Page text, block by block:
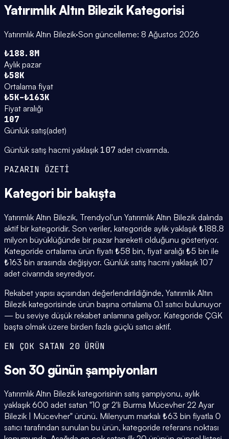
Yatırımlık Altın Bilezik Kategorisi
Yatırımlık Altın Bilezik·Son güncelleme: 8 Ağustos 2026
₺188.8M
Aylık pazar
₺58K
Ortalama fiyat
₺5K–₺163K
Fiyat aralığı
107
Günlük satış(adet)
Günlük satış hacmi yaklaşık 107adet civarında.
PAZARIN ÖZETİ
Kategori bir bakışta
Yatırımlık Altın Bilezik, Trendyol'un Yatırımlık Altın Bilezik dalında
aktif bir kategoridir. Son veriler, kategoride aylık yaklaşık ₺188.8
milyon büyüklüğünde bir pazar hareketi olduğunu gösteriyor.
Kategoride ortalama ürün fiyatı ₺58 bin, fiyat aralığı ₺5 bin ile
₺163 bin arasında değişiyor. Günlük satış hacmi yaklaşık 107
adet civarında seyrediyor.
Rekabet yapısı açısından değerlendirildiğinde, Yatırımlık Altın
Bilezik kategorisinde ürün başına ortalama 0.1 satıcı bulunuyor
— bu seviye düşük rekabet anlamına geliyor. Kategoride ÇGK
başta olmak üzere birden fazla güçlü satıcı aktif.
EN ÇOK SATAN 20 ÜRÜN
Son 30 günün şampiyonları
Yatırımlık Altın Bilezik kategorisinin satış şampiyonu, aylık
yaklaşık 600 adet satan "10 gr 2'li Burma Mücevher 22 Ayar
Bilezik | Mücevher" ürünü. Milenyum markalı ₺63 bin fiyatla 0
satıcı tarafından sunulan bu ürün, kategoride referans noktası